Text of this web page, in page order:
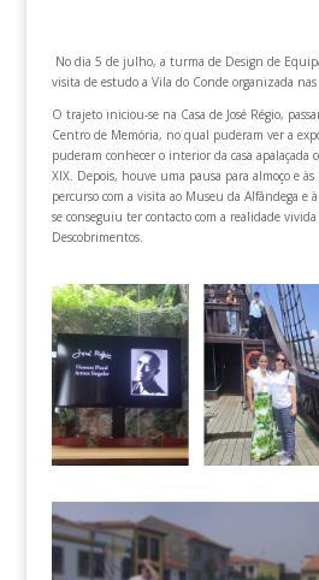
No dia 5 de julho, a turma de Design de
visita de estudo a Vila do Conde organizada
O trajeto iniciou-se na Casa de José Régio,
Centro de Memória, no qual puderam ver a
puderam conhecer o interior da casa apalaçada
XIX. Depois, houve uma pausa para almoço e
percurso com a visita ao Museu da Alfândega e à
se conseguiu ter contacto com a realidade
Descobrimentos.